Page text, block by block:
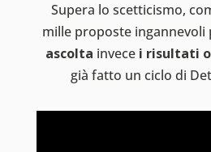
Supera lo scetticismo,
mille proposte ingannevoli
ascolta invece i risultati
già fatto un ciclo di